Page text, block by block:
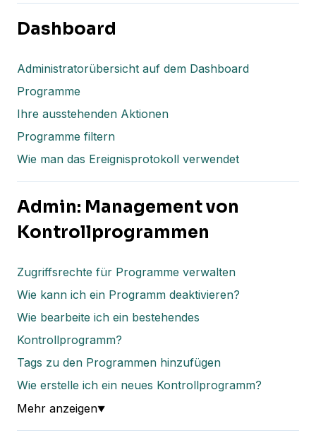
Dashboard
Administratorübersicht auf dem Dashboard
Programme
Ihre ausstehenden Aktionen
Programme filtern
Wie man das Ereignisprotokoll verwendet
Admin: Management von
Kontrollprogrammen
Zugriffsrechte für Programme verwalten
Wie kann ich ein Programm deaktivieren?
Wie bearbeite ich ein bestehendes
Kontrollprogramm?
Tags zu den Programmen hinzufügen
Wie erstelle ich ein neues Kontrollprogramm?
Mehr anzeigen▼